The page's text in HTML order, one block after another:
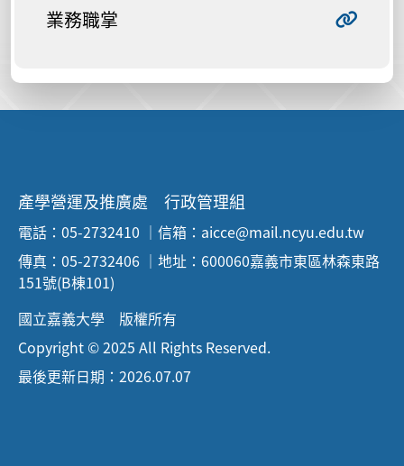
業務職掌
產學營運及推廣處 行政管理組
電話：05-2732410 ｜信箱：aicce@mail.ncyu.edu.tw
傳真：05-2732406 ｜地址：600060嘉義市東區林森東路
151號(B棟101)
國立嘉義大學 版權所有
Copyright © 2025 All Rights Reserved.
最後更新日期：2026.07.07